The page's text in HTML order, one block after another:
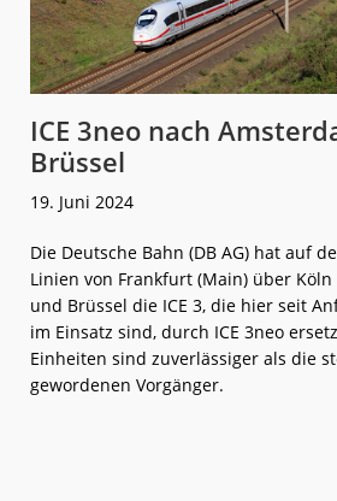
ICE 3neo nach
Brüssel
19. Juni 2024
Die Deutsche Bahn (DB AG) hat auf
Linien von Frankfurt (Main) über
und Brüssel die ICE 3, die hier seit
im Einsatz sind, durch ICE 3neo
Einheiten sind zuverlässiger als die
gewordenen Vorgänger.